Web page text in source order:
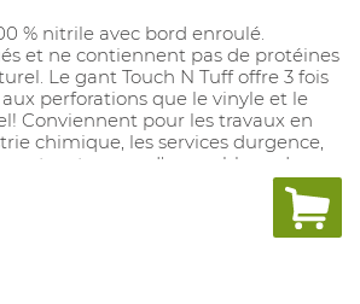
% nitrile avec bord enroulé.
et ne contiennent pas de protéines
Le gant Touch N Tuff offre 3 fois
perforations que le vinyle et le
Conviennent pour les travaux en
chimique, les services durgence,
autres travaux d'assemblage de
Couleurs: vert. Tailles: 6,5 - 7 / 7,5
/ épaisseur: 0,12 mm., longueur : 24
EN ISO 374-1:2016: Type B: JKPT,